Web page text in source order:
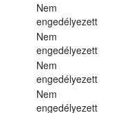
Nem
engedélyezett
Nem
engedélyezett
Nem
engedélyezett
Nem
engedélyezett